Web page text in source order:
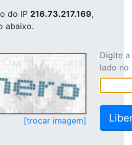
do IP 216.73.217.169,
abaixo.
[trocar imagem]
Digite
lado no